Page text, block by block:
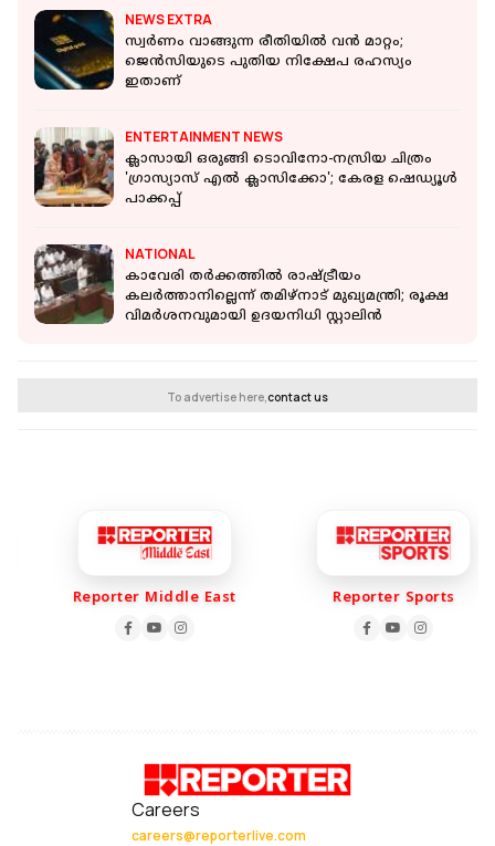
NEWS EXTRA
സ്വര്‍ണം വാങ്ങുന്ന രീതിയില്‍ വന്‍ മാറ്റം;
ജെന്‍സിയുടെ പുതിയ നിക്ഷേപ രഹസ്യം
ഇതാണ്
ENTERTAINMENT NEWS
ക്ലാസായി ഒരുങ്ങി ടൊവിനോ-നസ്രിയ ചിത്രം
'ഗ്രാസ്യാസ് എൽ ക്ലാസിക്കോ'; കേരള ഷെഡ്യൂൾ
പാക്കപ്പ്
NATIONAL
കാവേരി തർക്കത്തിൽ രാഷ്ട്രീയം
കലർത്താനില്ലെന്ന് തമിഴ്‌നാട് മുഖ്യമന്ത്രി; രൂക്ഷ
വിമർശനവുമായി ഉദയനിധി സ്റ്റാലിൻ
To advertise here,contact us
Reporter Middle East Reporter Sports
Careers
careers@reporterlive.com